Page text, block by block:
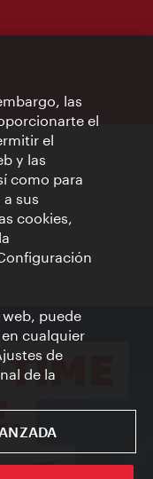
las
el
el
y las
como para
sus
cookies,
puede
cualquier
de
de la